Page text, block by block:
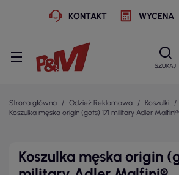
KONTAKT WYCENA
SZUKAJ
Strona główna Odzież Reklamowa Koszulki
Koszulka męska origin (gots) 171 military Adler Malfini®
Koszulka męska origin